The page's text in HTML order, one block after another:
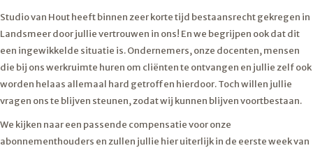
Studio van Hout heeft binnen zeer korte tijd bestaansrecht gekregen in
Landsmeer door jullie vertrouwen in ons! En we begrijpen ook dat dit
een ingewikkelde situatie is. Ondernemers, onze docenten, mensen
die bij ons werkruimte huren om cliënten te ontvangen en jullie zelf ook
worden helaas allemaal hard getroffen hierdoor. Toch willen jullie
vragen ons te blijven steunen, zodat wij kunnen blijven voortbestaan.
We kijken naar een passende compensatie voor onze
abonnementhouders en zullen jullie hier uiterlijk in de eerste week van